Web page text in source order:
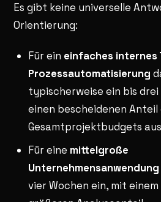
Es gibt keine universelle
Orientierung:
Für ein einfaches internes
Prozessautomatisierung
typischerweise ein bis
einen bescheidenen Anteil
Gesamtprojektbudgets
Für eine mittelgroße
Unternehmensanwendung
vier Wochen ein, mit